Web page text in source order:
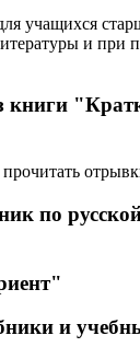
учащихся
и
книги
по
и